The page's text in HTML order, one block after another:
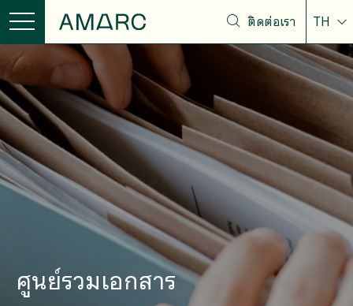
ติดต่อเรา TH
ศูนย์รวมเอกสาร